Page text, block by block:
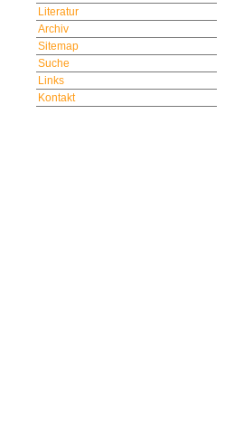
Literatur
Archiv
Sitemap
Suche
Links
Kontakt